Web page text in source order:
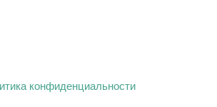
конфиденциальности